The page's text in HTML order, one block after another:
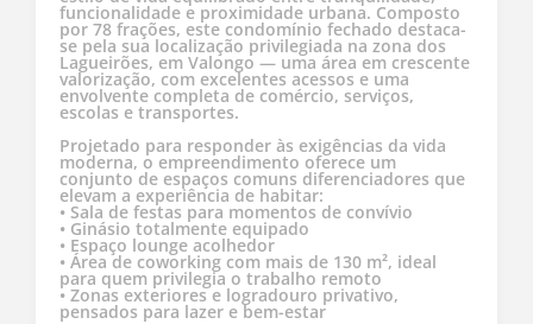
funcionalidade e proximidade urbana. Composto
por 78 frações, este condomínio fechado destaca-
se pela sua localização privilegiada na zona dos
Lagueirões, em Valongo — uma área em crescente
valorização, com excelentes acessos e uma
envolvente completa de comércio, serviços,
escolas e transportes.
Projetado para responder às exigências da vida
moderna, o empreendimento oferece um
conjunto de espaços comuns diferenciadores que
elevam a experiência de habitar:
• Sala de festas para momentos de convívio
• Ginásio totalmente equipado
• Espaço lounge acolhedor
• Área de coworking com mais de 130 m², ideal
para quem privilegia o trabalho remoto
• Zonas exteriores e logradouro privativo,
pensados para lazer e bem-estar